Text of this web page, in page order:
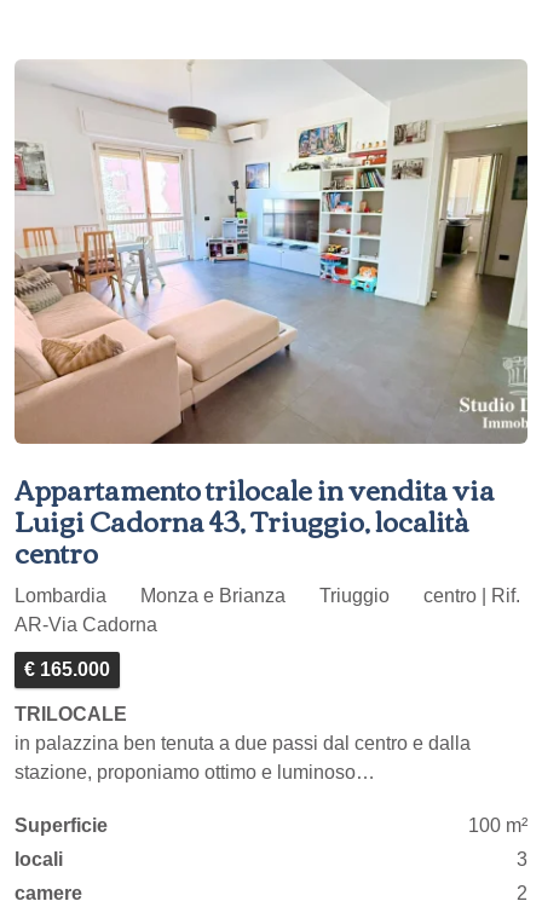
Appartamento trilocale in vendita via
Luigi Cadorna 43, Triuggio, località
centro
Lombardia Monza e Brianza Triuggio
centro | Rif.
AR-Via Cadorna
€ 165.000
TRILOCALE
in palazzina ben tenuta a due passi dal centro e dalla
stazione, proponiamo ottimo e luminoso…
Superficie
100 m²
locali
3
camere
2